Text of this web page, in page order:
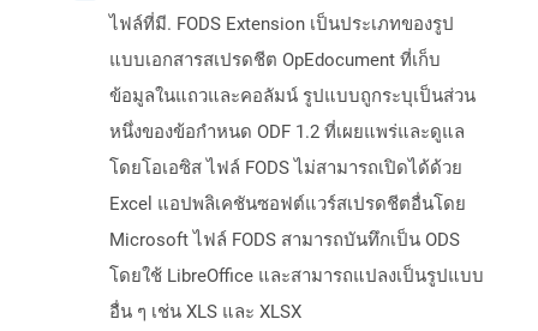
ไฟล์ที่มี. FODS Extension เป็นประเภทของรูป
แบบเอกสารสเปรดชีต OpEdocument ที่เก็บ
ข้อมูลในแถวและคอลัมน์ รูปแบบถูกระบุเป็นส่วน
หนึ่งของข้อกำหนด ODF 1.2 ที่เผยแพร่และดูแล
โดยโอเอซิส ไฟล์ FODS ไม่สามารถเปิดได้ด้วย
Excel แอปพลิเคชันซอฟต์แวร์สเปรดชีตอื่นโดย
Microsoft ไฟล์ FODS สามารถบันทึกเป็น ODS
โดยใช้ LibreOffice และสามารถแปลงเป็นรูปแบบ
อื่น ๆ เช่น XLS และ XLSX